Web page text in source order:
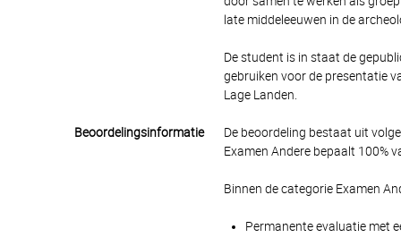
late middeleeuwen in de
De student is in staat de
gebruiken voor de presentatie
Lage Landen.
Beoordelingsinformatie
De beoordeling bestaat uit
Examen Andere bepaalt 100%
Binnen de categorie Examen
Permanente evaluatie met